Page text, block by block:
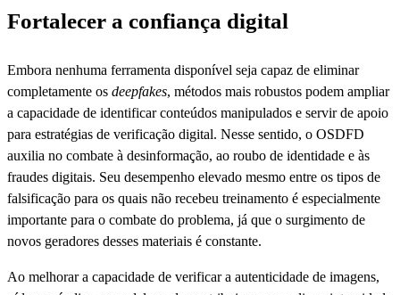
Fortalecer a confiança digital
Embora nenhuma ferramenta disponível seja capaz de eliminar
completamente os deepfakes, métodos mais robustos podem ampliar
a capacidade de identificar conteúdos manipulados e servir de apoio
para estratégias de verificação digital. Nesse sentido, o OSDFD
auxilia no combate à desinformação, ao roubo de identidade e às
fraudes digitais. Seu desempenho elevado mesmo entre os tipos de
falsificação para os quais não recebeu treinamento é especialmente
importante para o combate do problema, já que o surgimento de
novos geradores desses materiais é constante.
Ao melhorar a capacidade de verificar a autenticidade de imagens,